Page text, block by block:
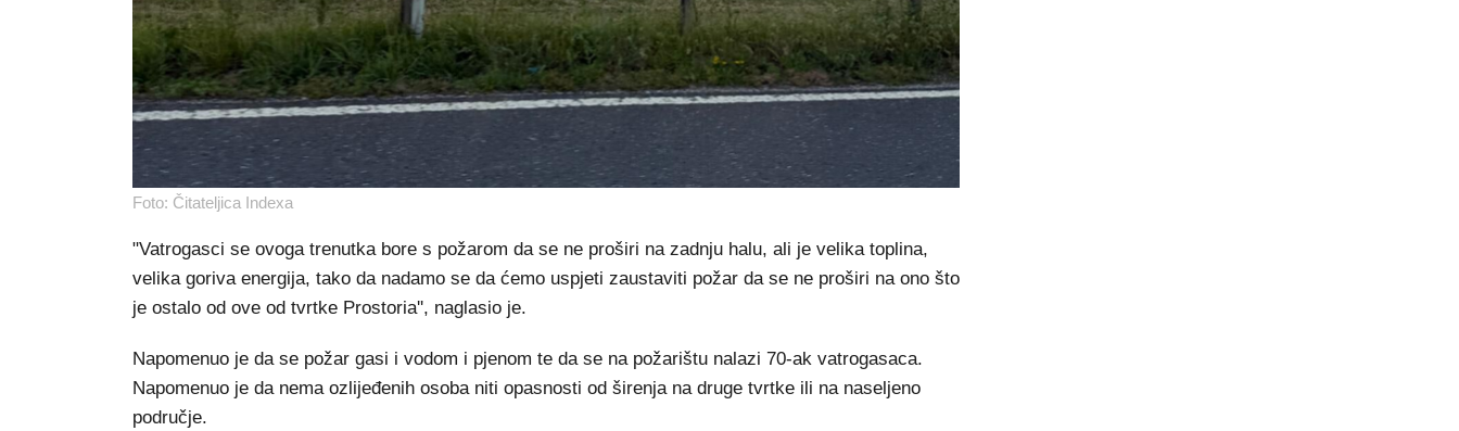
Foto: Čitateljica Indexa
"Vatrogasci se ovoga trenutka bore s požarom da se ne proširi na zadnju halu, ali je velika toplina,
velika goriva energija, tako da nadamo se da ćemo uspjeti zaustaviti požar da se ne proširi na ono što
je ostalo od ove od tvrtke Prostoria'', naglasio je.
Napomenuo je da se požar gasi i vodom i pjenom te da se na požarištu nalazi 70-ak vatrogasaca.
Napomenuo je da nema ozlijeđenih osoba niti opasnosti od širenja na druge tvrtke ili na naseljeno
područje.